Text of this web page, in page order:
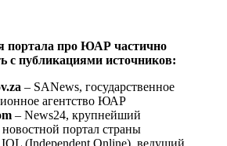
портала про ЮАР частично
с публикациями источников:
– SANews, государственное
агентство ЮАР
– News24, крупнейший
портал страны
(Independent Online), ведущий